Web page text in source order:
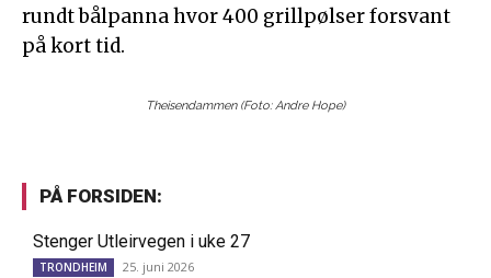
rundt bålpanna hvor 400 grillpølser forsvant
på kort tid.
Theisendammen (Foto: Andre Hope)
PÅ FORSIDEN:
Stenger Utleirvegen i uke 27
TRONDHEIM 25. juni 2026